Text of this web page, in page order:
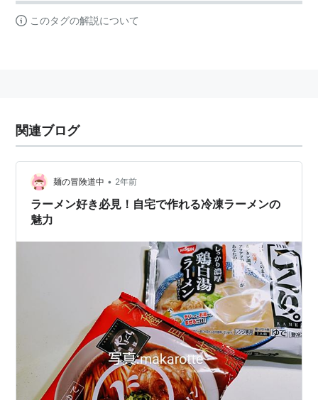
このタグの解説について
関連ブログ
麺の冒険道中 • 2年前
ラーメン好き必見！自宅で作れる冷凍ラーメンの
魅力